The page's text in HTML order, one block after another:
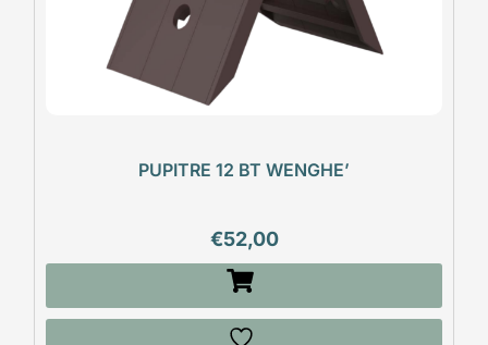
PUPITRE 12 BT WENGHE’
€52,00